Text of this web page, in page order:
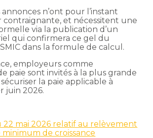
n’ont pour l’instant
et nécessitent une
via la publication d’un
qui confirmera ce gel du
dans la formule de calcul.
employeurs comme
paie sont invités à la plus grande
la paie applicable à
juin 2026.
22 mai 2026 relatif au relèvement
minimum de croissance